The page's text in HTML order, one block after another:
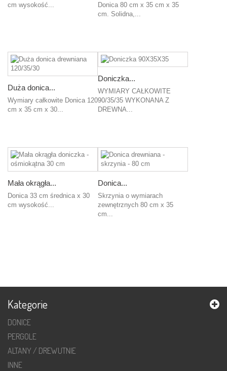
cm wysokość...
Donica 80 cm x 35 cm x 35
cm. Solidna,...
Duża donica...
Wymiary całkowite Donica 120
cm x 35 cm x 30...
Doniczka...
WYMIARY CAŁKOWITE
90/35/35 WYKONANA Z
DREWNA...
Mała okrągła...
Donica 33 cm średnica x 30
cm wysokość...
Donica...
Skrzynia o wymiarach
zewnętrznych 80 cm x 35
cm...
Kategorie
DONICE
PERGOLE
ALTANY / DREWUTNIE
INNE